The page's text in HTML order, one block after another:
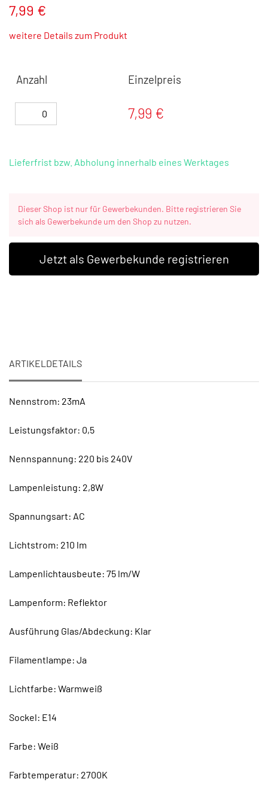
7,99 €
weitere Details zum Produkt
Anzahl Einzelpreis
7,99 €
Lieferfrist bzw. Abholung innerhalb eines Werktages
Dieser Shop ist nur für Gewerbekunden. Bitte registrieren Sie
sich als Gewerbekunde um den Shop zu nutzen.
Jetzt als Gewerbekunde registrieren
ARTIKELDETAILS
Nennstrom: 23mA
Leistungsfaktor: 0,5
Nennspannung: 220 bis 240V
Lampenleistung: 2,8W
Spannungsart: AC
Lichtstrom: 210 lm
Lampenlichtausbeute: 75 lm/W
Lampenform: Reflektor
Ausführung Glas/Abdeckung: Klar
Filamentlampe: Ja
Lichtfarbe: Warmweiß
Sockel: E14
Farbe: Weiß
Farbtemperatur: 2700K